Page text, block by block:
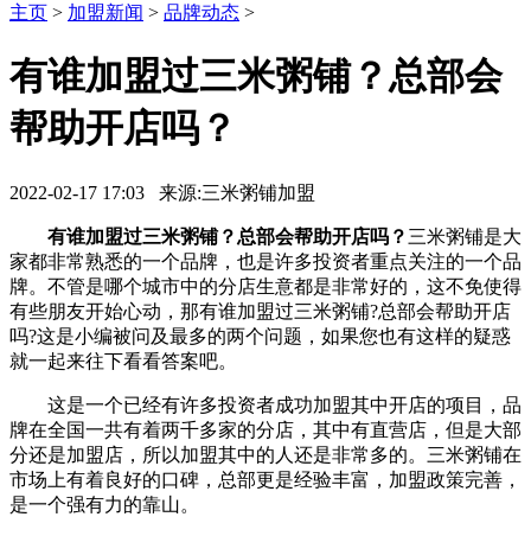
主页 > 加盟新闻 > 品牌动态 >
有谁加盟过三米粥铺？总部会
帮助开店吗？
2022-02-17 17:03 来源:三米粥铺加盟
有谁加盟过三米粥铺？总部会帮助开店吗？ 三米粥铺是大
家都非常熟悉的一个品牌，也是许多投资者重点关注的一个品
牌。不管是哪个城市中的分店生意都是非常好的，这不免使得
有些朋友开始心动，那有谁加盟过三米粥铺?总部会帮助开店
吗?这是小编被问及最多的两个问题，如果您也有这样的疑惑
就一起来往下看看答案吧。
这是一个已经有许多投资者成功加盟其中开店的项目，品
牌在全国一共有着两千多家的分店，其中有直营店，但是大部
分还是加盟店，所以加盟其中的人还是非常多的。三米粥铺在
市场上有着良好的口碑，总部更是经验丰富，加盟政策完善，
是一个强有力的靠山。